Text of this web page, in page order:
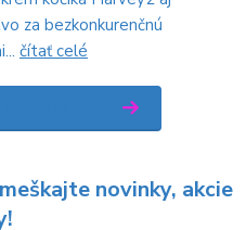
za bezkonkurenčnú
čítať celé
novinky, akcie